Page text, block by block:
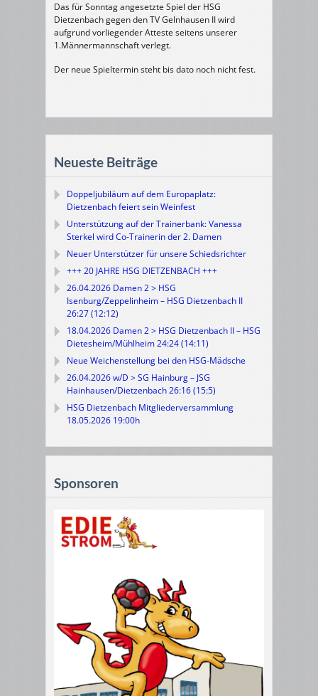
Das für Sonntag angesetzte Spiel der HSG
Dietzenbach gegen den TV Gelnhausen II wird
aufgrund vorliegender Atteste seitens unserer
1.Männermannschaft verlegt.
Der neue Spieltermin steht bis dato noch nicht fest.
Neueste Beiträge
Doppeljubiläum auf dem Europaplatz:
Dietzenbach feiert sein Weinfest
Unterstützung auf der Trainerbank: Vanessa
Sterkel wird Co-Trainerin der 2. Damen
Neuer Unterstützer für unsere Schiedsrichter
+++ 20 JAHRE HSG DIETZENBACH +++
26.04.2026 Damen 2 > HSG
Isenburg/Zeppelinheim – HSG Dietzenbach II
26:27 (12:12)
18.04.2026 Damen 2 > HSG Dietzenbach II – HSG
Dietesheim/Mühlheim 24:24 (14:11)
Neue Weichenstellung bei den HSG-Mädsche
26.04.2026 w/D > SG Hainburg – JSG
Hainhausen/Dietzenbach 26:16 (15:5)
HSG Dietzenbach Mitgliederversammlung
18.05.2026 19:00h
Sponsoren